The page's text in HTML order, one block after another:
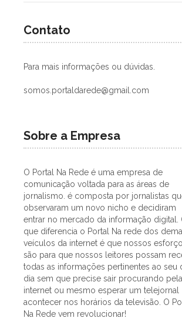
Contato
Para mais informações ou dúvidas.
somos.portaldarede@gmail.com
Sobre a Empresa
O Portal Na Rede é uma empresa de
comunicação voltada para as áreas de
jornalismo. é composta por jornalistas
observaram um novo nicho e decidiram
entrar no mercado da informação digital.
que diferencia o Portal Na rede dos
veículos da internet é que nossos
são para que nossos leitores possam
todas as informações pertinentes ao seu
dia sem que precise sair procurando pela
internet ou mesmo esperar um telejornal
acontecer nos horários da televisão. O
Na Rede vem revolucionar!